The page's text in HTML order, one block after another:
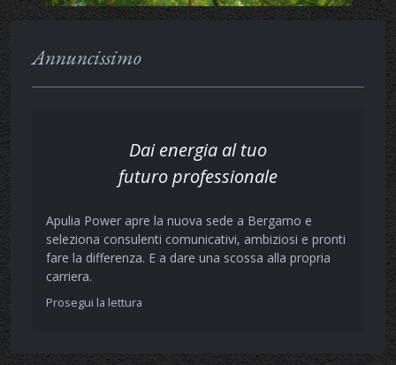
Annuncissimo
Dai energia al tuo
futuro professionale
Apulia Power apre la nuova sede a Bergamo e
seleziona consulenti comunicativi, ambiziosi e pronti
fare la differenza. E a dare una scossa alla propria
carriera.
Prosegui la lettura